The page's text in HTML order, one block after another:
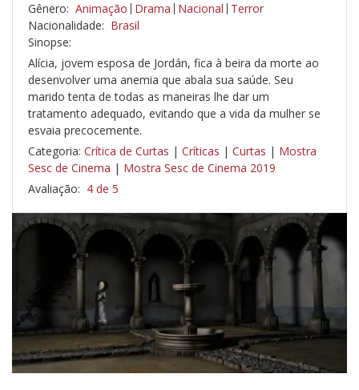
Gênero: Animação Drama Nacional Terror
Nacionalidade: Brasil
Sinopse:
Alícia, jovem esposa de Jordán, fica à beira da morte ao
desenvolver uma anemia que abala sua saúde. Seu
marido tenta de todas as maneiras lhe dar um
tratamento adequado, evitando que a vida da mulher se
esvaia precocemente.
Categoria: Crítica de Curtas | Críticas | Curtas | Mostra
Sesc de Cinema | Mostra Sesc de Cinema 2019
Avaliação: 4 de 5